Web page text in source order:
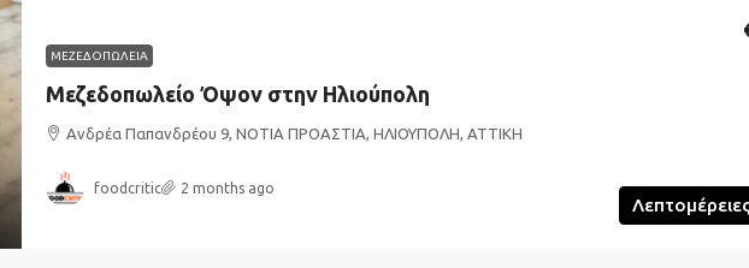
ΜΕΖΕΔΟΠΩΛΕΙΑ
Μεζεδοπωλείο Όψον στην Ηλιούπολη
Ανδρέα Παπανδρέου 9, ΝΟΤΙΑ ΠΡΟΑΣΤΙΑ, ΗΛΙΟΥΠΟΛΗ, ΑΤΤΙΚΗ
Λεπτομέρειες
foodcritic 2 months ago